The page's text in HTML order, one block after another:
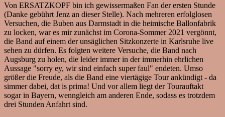
Von ERSATZKOPF bin ich gewissermaßen Fan der ersten Stunde
(Danke gebührt Jenz an dieser Stelle). Nach mehreren erfolglosen
Versuchen, die Buben aus Darmstadt in die heimische Ballonfabrik
zu locken, war es mir zunächst im Corona-Sommer 2021 vergönnt,
die Band auf einem der unsäglichen Sitzkonzerte in Karlsruhe live
sehen zu dürfen. Es folgten weitere Versuche, die Band nach
Augsburg zu holen, die leider immer in der immerhin ehrlichen
Aussage "sorry ey, wir sind einfach super faul" endeten. Umso
größer die Freude, als die Band eine viertägige Tour ankündigt - da
simmer dabei, dat is prima! Und vor allem liegt der Tourauftakt
sogar in Bayern, wenngleich am anderen Ende, sodass es trotzdem
drei Stunden Anfahrt sind.